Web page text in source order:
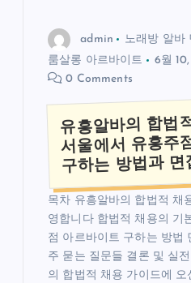
admin
노래방 알바
룸살롱 아르바이트
6월
0 Comments
유흥알바의 합법
서울에서 유흥주
구하는 방법과 면
목차 유흥알바의 합법적 채
영합니다 합법적 채용의 기
점 아르바이트 구하는 방법
주 묻는 질문들 결론 및 실
의 합법적 채용 가이드에